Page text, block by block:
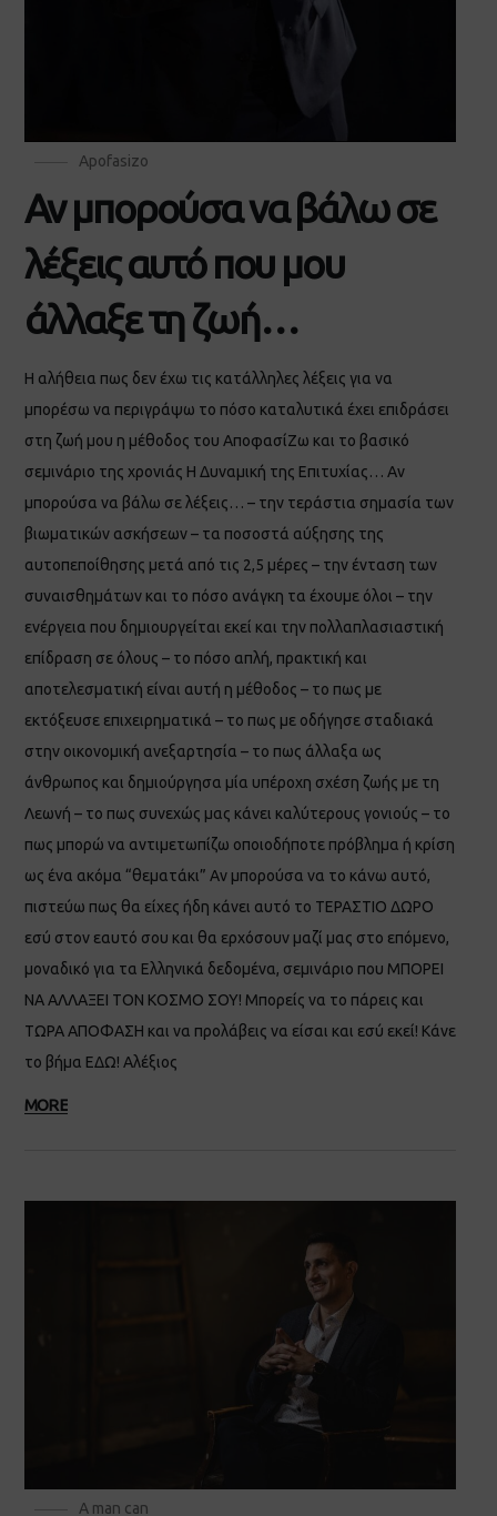
Apofasizo
Αν μπορούσα να βάλω σε
λέξεις αυτό που μου
άλλαξε τη ζωή…
Η αλήθεια πως δεν έχω τις κατάλληλες λέξεις για να
μπορέσω να περιγράψω το πόσο καταλυτικά έχει επιδράσει
στη ζωή μου η μέθοδος του ΑποφασίΖω και το βασικό
σεμινάριο της χρονιάς Η Δυναμική της Επιτυχίας… Αν
μπορούσα να βάλω σε λέξεις… – την τεράστια σημασία των
βιωματικών ασκήσεων – τα ποσοστά αύξησης της
αυτοπεποίθησης μετά από τις 2,5 μέρες – την ένταση των
συναισθημάτων και το πόσο ανάγκη τα έχουμε όλοι – την
ενέργεια που δημιουργείται εκεί και την πολλαπλασιαστική
επίδραση σε όλους – το πόσο απλή, πρακτική και
αποτελεσματική είναι αυτή η μέθοδος – το πως με
εκτόξευσε επιχειρηματικά – το πως με οδήγησε σταδιακά
στην οικονομική ανεξαρτησία – το πως άλλαξα ως
άνθρωπος και δημιούργησα μία υπέροχη σχέση ζωής με τη
Λεωνή – το πως συνεχώς μας κάνει καλύτερους γονιούς – το
πως μπορώ να αντιμετωπίζω οποιοδήποτε πρόβλημα ή κρίση
ως ένα ακόμα “θεματάκι” Αν μπορούσα να το κάνω αυτό,
πιστεύω πως θα είχες ήδη κάνει αυτό το ΤΕΡΑΣΤΙΟ ΔΩΡΟ
εσύ στον εαυτό σου και θα ερχόσουν μαζί μας στο επόμενο,
μοναδικό για τα Ελληνικά δεδομένα, σεμινάριο που ΜΠΟΡΕΙ
ΝΑ ΑΛΛΑΞΕΙ ΤΟΝ ΚΟΣΜΟ ΣΟΥ! Μπορείς να το πάρεις και
ΤΩΡΑ ΑΠΟΦΑΣΗ και να προλάβεις να είσαι και εσύ εκεί! Κάνε
το βήμα ΕΔΩ! Αλέξιος
MORE
A man can